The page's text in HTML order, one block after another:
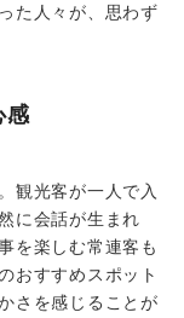
た人々が、思わず
感
観光客が一人で入
に会話が生まれ
を楽しむ常連客も
おすすめスポット
さを感じることが